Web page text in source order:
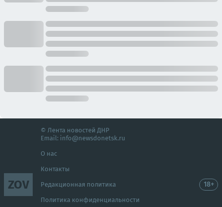
ZOV
© Лента новостей ДНР
Email: info@newsdonetsk.ru
О нас
Контакты
Редакционная политика
Политика конфиденциальности
18+